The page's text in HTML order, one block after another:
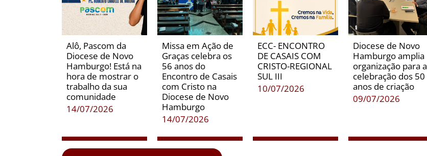
Alô, Pascom da
Diocese de Novo
Hamburgo! Está na
hora de mostrar o
trabalho da sua
comunidade
14/07/2026
Missa em Ação de
Graças celebra os
56 anos do
Encontro de Casais
com Cristo na
Diocese de Novo
Hamburgo
14/07/2026
ECC- ENCONTRO
DE CASAIS COM
CRISTO-REGIONAL
SUL III
10/07/2026
Diocese de Novo
Hamburgo amplia
organização para a
celebração dos 50
anos de criação
09/07/2026